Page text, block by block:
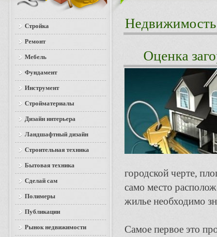
Недвижимость
Оценка
городской черте,
само место
жилье необходимо
Самое первое это
Стройка
Ремонт
Мебель
Фундамент
Инструмент
Стройматериалы
Дизайн интерьера
Ландшафтный дизайн
Строительная техника
Бытовая техника
Сделай сам
Полимеры
Публикации
Рынок недвижимости